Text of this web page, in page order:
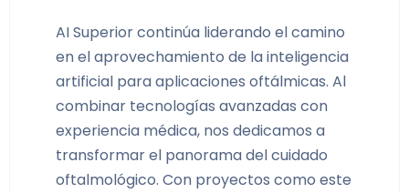
AI Superior continúa liderando el camino
en el aprovechamiento de la inteligencia
artificial para aplicaciones oftálmicas. Al
combinar tecnologías avanzadas con
experiencia médica, nos dedicamos a
transformar el panorama del cuidado
oftalmológico. Con proyectos como este